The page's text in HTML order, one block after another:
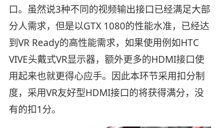
口。虽然说3种不同的视频输出接口已经满足大部
分人需求，但是以GTX 1080的性能水准，已经达
到VR Ready的高性能需求，如果使用例如HTC
VIVE头戴式VR显示器，额外更多的HDMI接口使
用起来也就更得心应手。因此本环节采用扣分制
度，采用VR友好型HDMI接口的将获得满分，没
有的扣1分。